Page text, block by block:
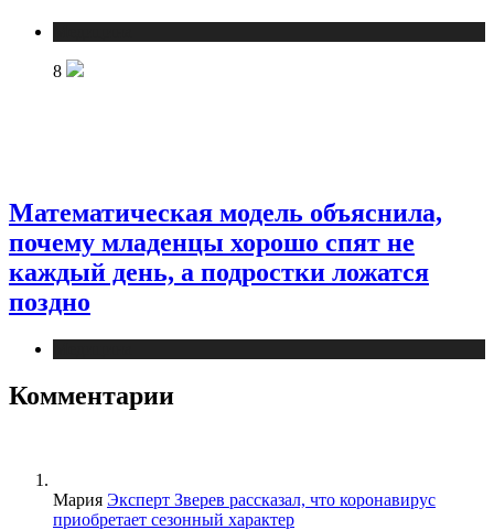
8
Математическая модель объяснила,
почему младенцы хорошо спят не
каждый день, а подростки ложатся
поздно
Комментарии
Мария Эксперт Зверев рассказал, что коронавирус
приобретает сезонный характер